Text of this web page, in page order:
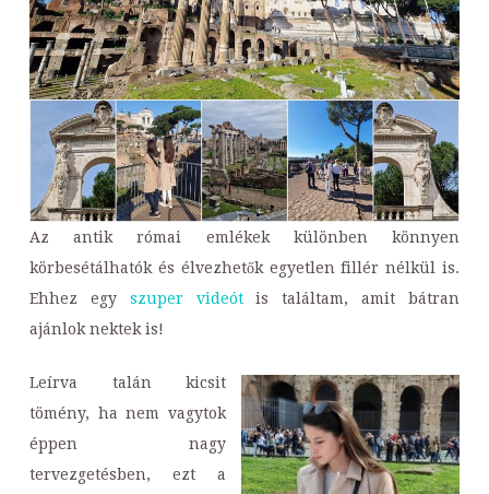
Az antik római emlékek különben könnyen
körbesétálhatók és élvezhetők egyetlen fillér nélkül is.
Ehhez egy szuper videótis találtam, amit bátran
ajánlok nektek is!
Leírva talán kicsit
tömény, ha nem vagytok
éppen nagy
tervezgetésben, ezt a